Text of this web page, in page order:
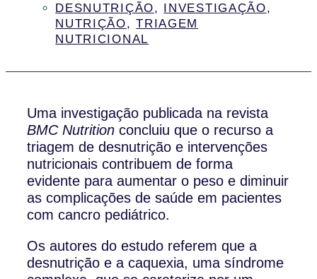
DESNUTRIÇÃO, INVESTIGAÇÃO,
NUTRIÇÃO,TRIAGEM
NUTRICIONAL
Uma investigação publicada na revista
BMC Nutrition concluiu que o recurso a
triagem de desnutrição e intervenções
nutricionais contribuem de forma
evidente para aumentar o peso e diminuir
as complicações de saúde em pacientes
com cancro pediátrico.
Os autores do estudo referem que a
desnutrição e a caquexia, uma síndrome